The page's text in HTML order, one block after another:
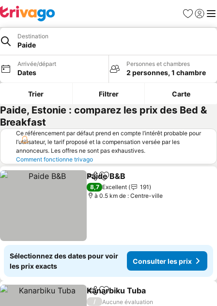
Favoris
Se
Destination
Paide
Arrivée/départ
Dates
Personnes et chambres
2 personnes, 1 chambre
Trier Filtrer Carte
Paide, Estonie : comparez les prix des Bed &
Breakfast
Ce référencement par défaut prend en compte l’intérêt probable pour
l’utilisateur, le tarif proposé et la compensation versée par les
annonceurs. Les offres ne sont pas exhaustives.
Comment fonctionne trivago
PartagerAjouter à mes favoris
Paide B&B
8,7 Excellent
191
à 0.5 km de : Centre-ville
Sélectionnez des dates pour voir
les prix exacts
Consulter les prix
PartagerAjouter à mes favoris
Kanarbiku Tuba
/
Aucune évaluation